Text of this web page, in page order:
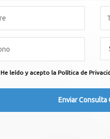
He leído y acepto la Política de